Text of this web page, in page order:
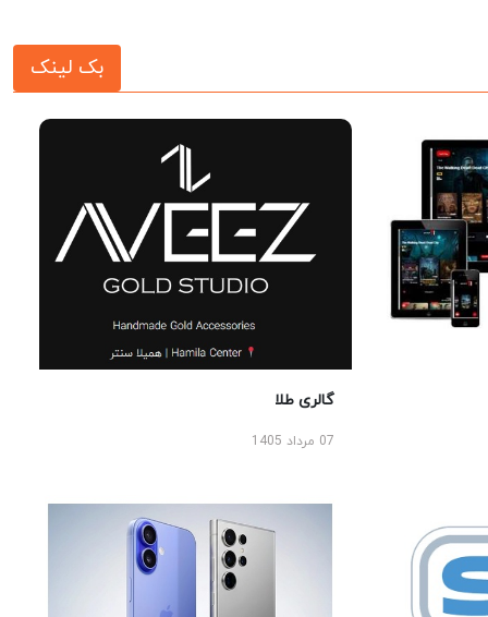
بک لینک
گالری طلا
07 مرداد 1405